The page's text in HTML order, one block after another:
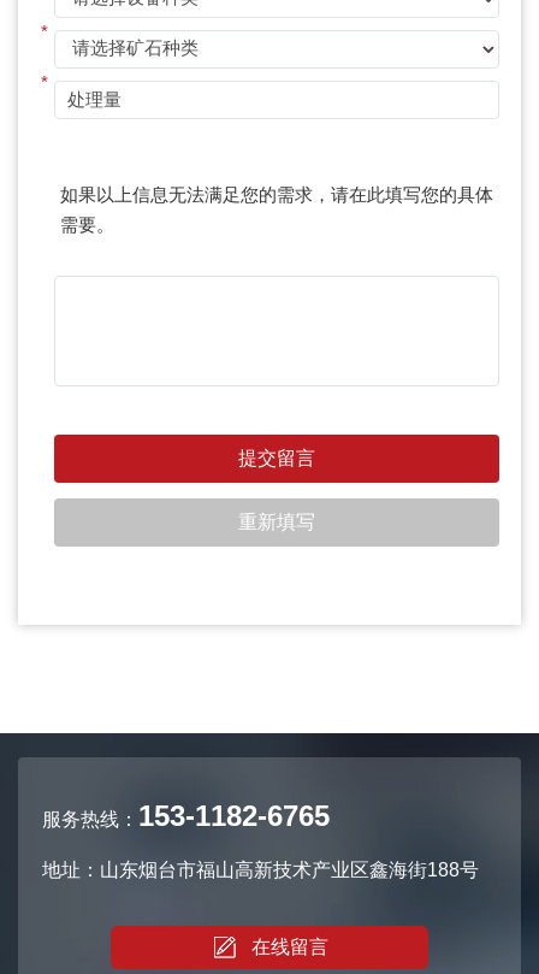
*
*
如果以上信息无法满足您的需求，请在此填写您的具体
需要。
服务热线： 153-1182-6765
地址：山东烟台市福山高新技术产业区鑫海街188号
在线留言